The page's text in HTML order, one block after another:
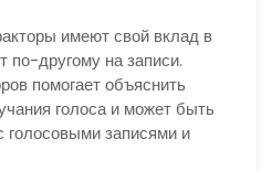
имеют свой вклад в
по-другому на записи.
помогает объяснить
голоса и может быть
голосовыми записями и